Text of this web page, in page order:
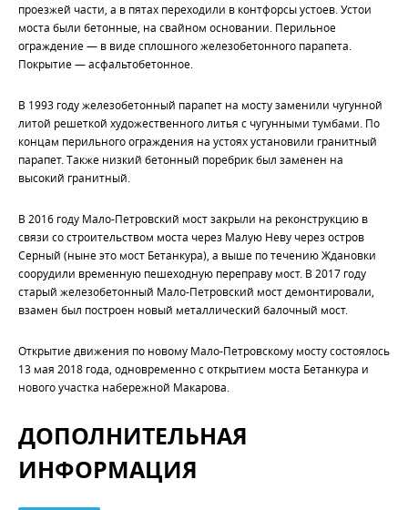
проезжей части, а в пятах переходили в контфорсы устоев. Устои
моста были бетонные, на свайном основании. Перильное
ограждение — в виде сплошного железобетонного парапета.
Покрытие — асфальтобетонное.
В 1993 году железобетонный парапет на мосту заменили чугунной
литой решеткой художественного литья с чугунными тумбами. По
концам перильного ограждения на устоях установили гранитный
парапет. Также низкий бетонный поребрик был заменен на
высокий гранитный.
В 2016 году Мало-Петровский мост закрыли на реконструкцию в
связи со строительством моста через Малую Неву через остров
Серный (ныне это мост Бетанкура), а выше по течению Ждановки
соорудили временную пешеходную переправу мост. В 2017 году
старый железобетонный Мало-Петровский мост демонтировали,
взамен был построен новый металлический балочный мост.
Открытие движения по новому Мало-Петровскому мосту состоялось
13 мая 2018 года, одновременно с открытием моста Бетанкура и
нового участка набережной Макарова.
ДОПОЛНИТЕЛЬНАЯ
ИНФОРМАЦИЯ